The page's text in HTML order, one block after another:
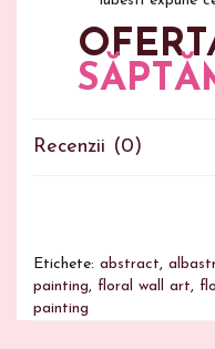
ABONEAZĂ-TE
REDUCERE
Recenzii (0)
Etichete: abstract,
painting, floral wall art,
painting